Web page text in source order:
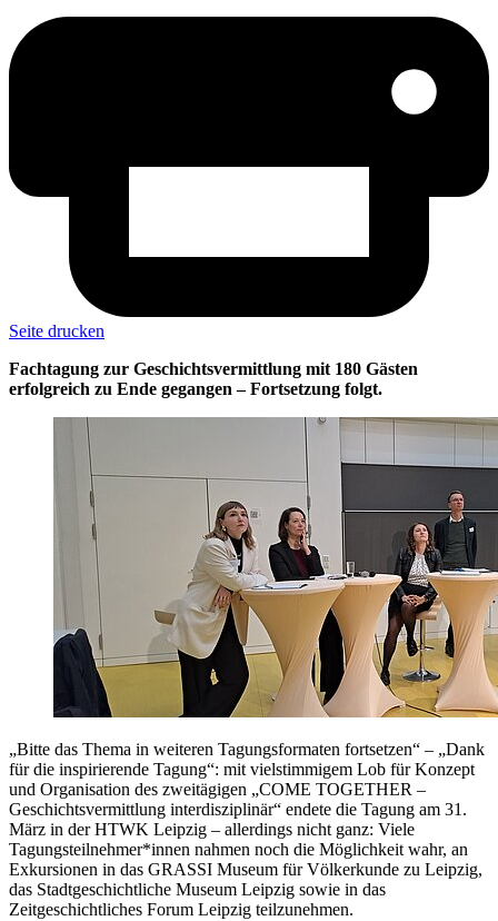
Seite drucken
Fachtagung zur Geschichtsvermittlung mit 180 Gästen
erfolgreich zu Ende gegangen – Fortsetzung folgt.
„Bitte das Thema in weiteren Tagungsformaten fortsetzen“ – „Dank
für die inspirierende Tagung“: mit vielstimmigem Lob für Konzept
und Organisation des zweitägigen „COME TOGETHER –
Geschichtsvermittlung interdisziplinär“ endete die Tagung am 31.
März in der HTWK Leipzig – allerdings nicht ganz: Viele
Tagungsteilnehmer*innen nahmen noch die Möglichkeit wahr, an
Exkursionen in das GRASSI Museum für Völkerkunde zu Leipzig,
das Stadtgeschichtliche Museum Leipzig sowie in das
Zeitgeschichtliches Forum Leipzig teilzunehmen.